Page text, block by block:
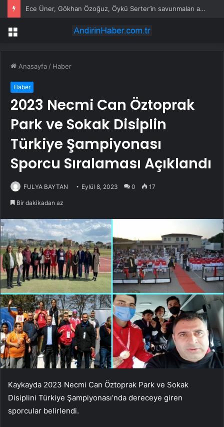
Ece Üner, Gökhan Özoğuz, Öykü Serter’in savunmaları aynı
Menü
Anasayfa / Haber
Haber
2023 Necmi Can Öztoprak
Park ve Sokak Disiplin
Türkiye Şampiyonası
Sporcu Sıralaması Açıklandı
FULYA BAYTAN Eylül 8, 2023 0 17
Bir dakikadan az
Kaykayda 2023 Necmi Can Öztoprak Park ve Sokak
Disiplini Türkiye Şampiyonası’nda dereceye giren
sporcular belirlendi.